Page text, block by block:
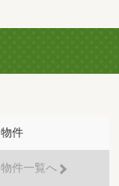
物件
物件一覧へ